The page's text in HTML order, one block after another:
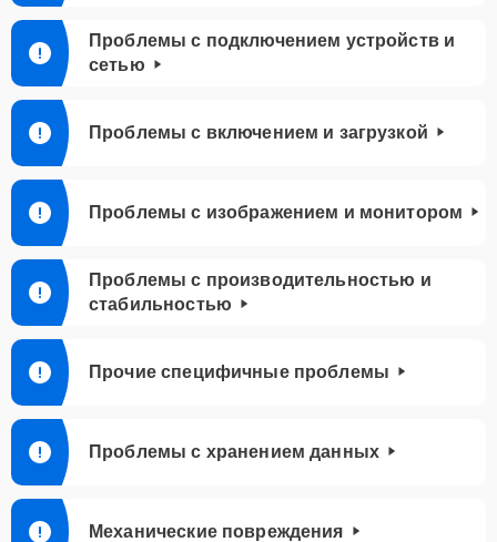
Проблемы с подключением устройств и
сетью
Проблемы с включением и загрузкой
Проблемы с изображением и монитором
Проблемы с производительностью и
стабильностью
Прочие специфичные проблемы
Проблемы с хранением данных
Механические повреждения